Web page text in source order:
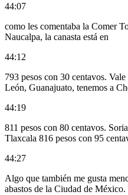
44:07
como les comentaba la Comer
Naucalpa, la canasta está en
44:12
793 pesos con 30 centavos.
León, Guanajuato, tenemos a
44:19
811 pesos con 80 centavos.
Tlaxcala 816 pesos con 95
44:27
Algo que también me gusta
abastos de la Ciudad de México.